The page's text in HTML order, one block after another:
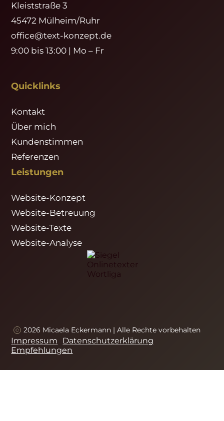
Kleiststraße 3
45472 Mülheim/Ruhr
office@text-konzept.de
9:00 bis 13:00 | Mo – Fr
Quicklinks
Kontakt
Über mich
Kundenstimmen
Referenzen
Leistungen
Website-Konzept
Website-Betreuung
Website-Texte
Website-Analyse
2026 Micaela Eckermann | Alle Rechte vorbehalten
Impressum
Datenschutzerklärung
Empfehlungen